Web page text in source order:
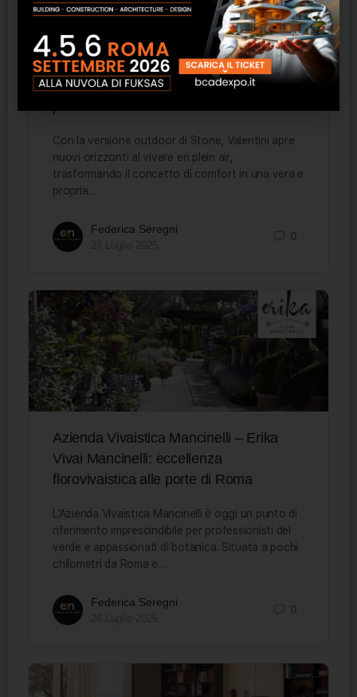
VALENTINI STONE – OUTDOOR: la
Con la versione outdoor di Stone, Valentini apre
nuovi orizzonti al vivere en plein air,
trasformando il concetto di comfort in una vera e
propria…
Federica Seregni
0
Azienda Vivaistica Mancinelli – Erika
Vivai Mancinelli: eccellenza
florovivaistica alle porte di Roma
L’Azienda Vivaistica Mancinelli è oggi un punto di
riferimento imprescindibile per professionisti del
verde e appassionati di botanica. Situata a pochi
chilometri da Roma e…
Federica Seregni
0